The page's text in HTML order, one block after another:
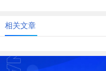
相关文章